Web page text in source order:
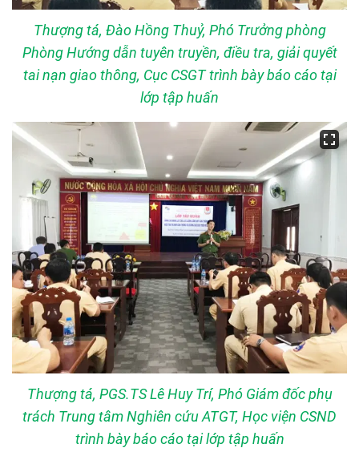
Thượng tá, Đào Hồng Thuỷ, Phó Trưởng phòng
Phòng Hướng dẫn tuyên truyền, điều tra, giải quyết
tai nạn giao thông, Cục CSGT trình bày báo cáo tại
lớp tập huấn
Thượng tá, PGS.TS Lê Huy Trí, Phó Giám đốc phụ
trách Trung tâm Nghiên cứu ATGT, Học viện CSND
trình bày báo cáo tại lớp tập huấn